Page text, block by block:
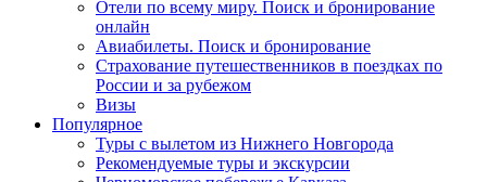
Отели по всему миру. Поиск и бронирование
онлайн
Авиабилеты. Поиск и бронирование
Страхование путешественников в поездках по
России и за рубежом
Визы
Популярное
Туры с вылетом из Нижнего Новгорода
Рекомендуемые туры и экскурсии